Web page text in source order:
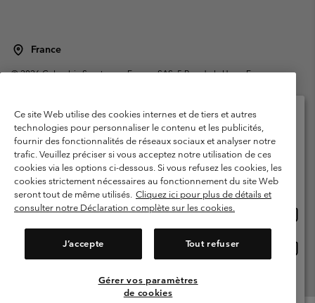
France
©2026Columbia Sportswear Europe SAS. 5 Rue de la Haye, Espace
Garanties Légales
Politique de confidentialité
Conditions d'utilisation - Membres
Conditions D'utilisation - Contenu généré par l'utilisateur
Impressum
Cookies
Public CBCR
Ce site Web utilise des cookies internes et de tiers et autres
technologies pour personnaliser le contenu et les publicités,
fournir des fonctionnalités de réseaux sociaux et analyser notre
trafic. Veuillez préciser si vous acceptez notre utilisation de ces
cookies via les options ci-dessous. Si vous refusez les cookies, les
cookies strictement nécessaires au fonctionnement du site Web
seront tout de même utilisés. Cliquez ici pour plus de détails et
consulter notre Déclaration complète sur les cookies.
J’accepte Tout refuser
Gérer vos paramètres
de cookies
Veuillez sélectionner votre pays d’expédition et
votre langue
Achats en ligne disponibles
United States
ligne
France
Voir Tous Les Pays